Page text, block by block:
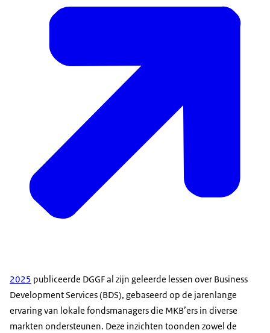
2025 publiceerde DGGF al zijn geleerde lessen over Business
Development Services (BDS), gebaseerd op de jarenlange
ervaring van lokale fondsmanagers die MKB’ers in diverse
markten ondersteunen. Deze inzichten toonden zowel de